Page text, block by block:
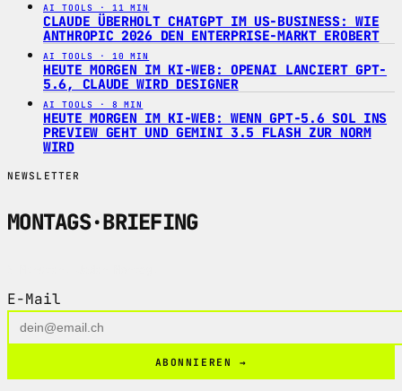
AI TOOLS · 11 MIN
CLAUDE ÜBERHOLT CHATGPT IM US-BUSINESS: WIE
ANTHROPIC 2026 DEN ENTERPRISE-MARKT EROBERT
AI TOOLS · 10 MIN
HEUTE MORGEN IM KI-WEB: OPENAI LANCIERT GPT-
5.6, CLAUDE WIRD DESIGNER
AI TOOLS · 8 MIN
HEUTE MORGEN IM KI-WEB: WENN GPT-5.6 SOL INS
PREVIEW GEHT UND GEMINI 3.5 FLASH ZUR NORM
WIRD
NEWSLETTER
MONTAGS·BRIEFING
E-Mail
ABONNIEREN →